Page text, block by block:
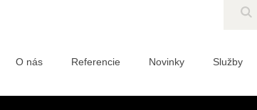
O nás Referencie Novinky Služby